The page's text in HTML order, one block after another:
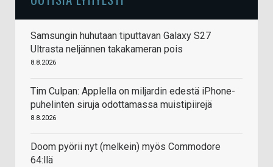
Samsungin huhutaan tiputtavan Galaxy S27
Ultrasta neljännen takakameran pois
8.8.2026
Tim Culpan: Applella on miljardin edestä iPhone-
puhelinten siruja odottamassa muistipiirejä
8.8.2026
Doom pyörii nyt (melkein) myös Commodore
64:llä